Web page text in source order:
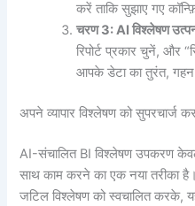
करें ताकि सुझाए गए
चरण 3: AI विश्लेषण
रिपोर्ट प्रकार चुनें, और
आपके डेटा का तुरंत, गहन
अपने व्यापार विश्लेषण को सुपरचार्ज
AI-संचालित BI विश्लेषण उपकरण
साथ काम करने का एक नया तरीका
जटिल विश्लेषण को स्वचालित करके,